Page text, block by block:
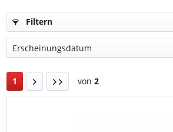
Filtern
1 von 2